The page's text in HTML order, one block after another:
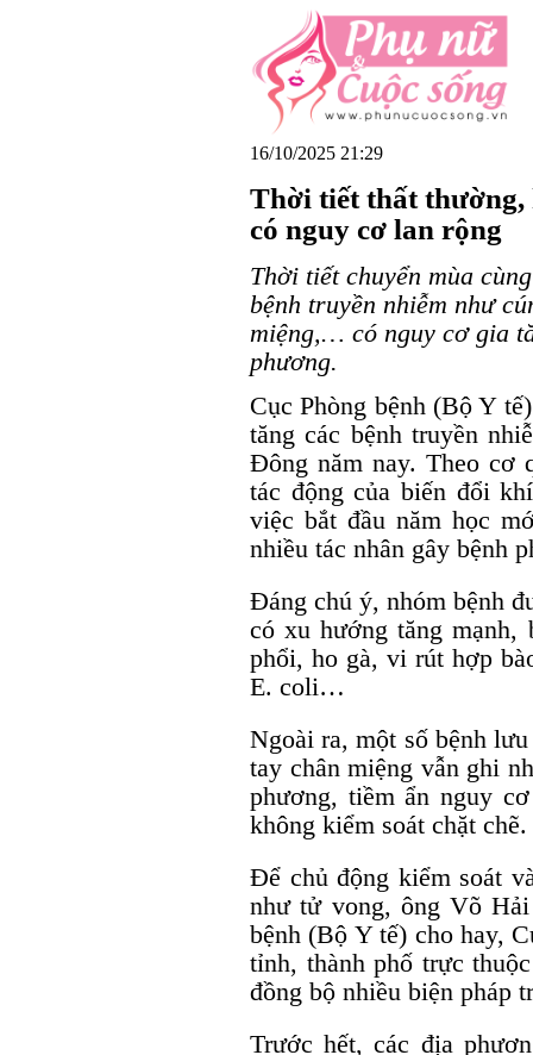
16/10/2025 21:29
Thời tiết thất thường,
có nguy cơ lan rộng
Thời tiết chuyển mùa
bệnh truyền nhiễm như
miệng,… có nguy cơ gia
phương.
Cục Phòng bệnh (Bộ Y
tăng các bệnh truyền
Đông năm nay. Theo cơ
tác động của biến đổi
việc bắt đầu năm học
nhiều tác nhân gây bệnh
Đáng chú ý, nhóm bệnh
có xu hướng tăng mạnh,
phổi, ho gà, vi rút hợp
E. coli…
Ngoài ra, một số bệnh
tay chân miệng vẫn ghi
phương, tiềm ẩn nguy
không kiểm soát chặt chẽ.
Để chủ động kiểm soát
như tử vong, ông Võ
bệnh (Bộ Y tế) cho hay,
tỉnh, thành phố trực
đồng bộ nhiều biện pháp
Trước hết, các địa